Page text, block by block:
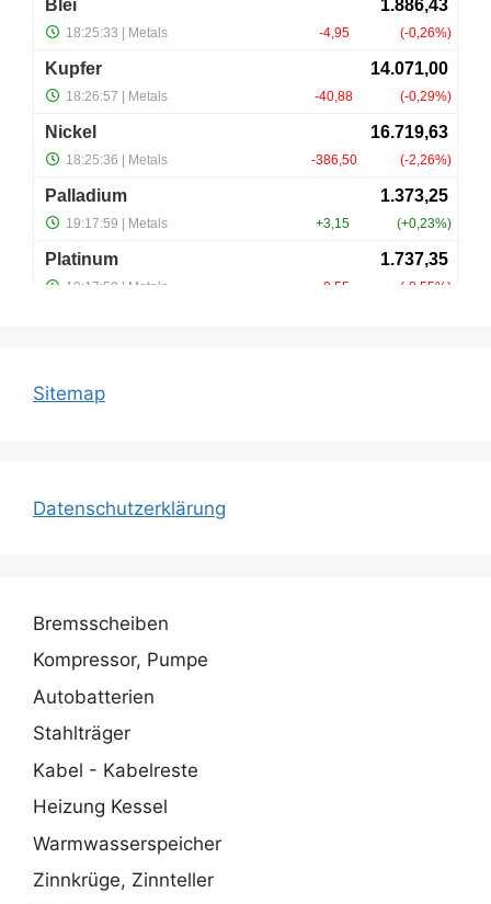
Sitemap
Datenschutzerklärung
Bremsscheiben
Kompressor, Pumpe
Autobatterien
Stahlträger
Kabel - Kabelreste
Heizung Kessel
Warmwasserspeicher
Zinnkrüge, Zinnteller